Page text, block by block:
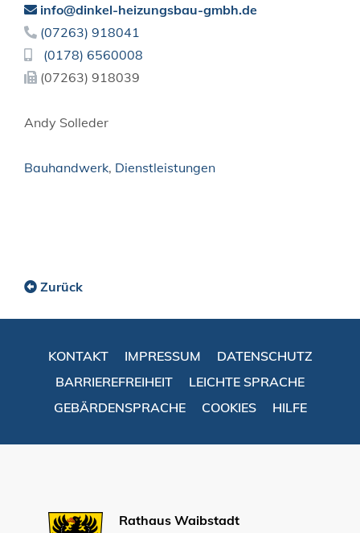
info@dinkel-heizungsbau-gmbh.de
(07263) 91 8041
(01 78) 6560008
(07263) 91 8039
Andy Solleder
Bauhandwerk, Dienstleistungen
Zurück
KONTAKT IMPRESSUM
DATENSCHUTZ
BARRIEREFREIHEIT
LEICHTE SPRACHE
GEBÄRDENSPRACHE
COOKIES HILFE
Rathaus Waibstadt